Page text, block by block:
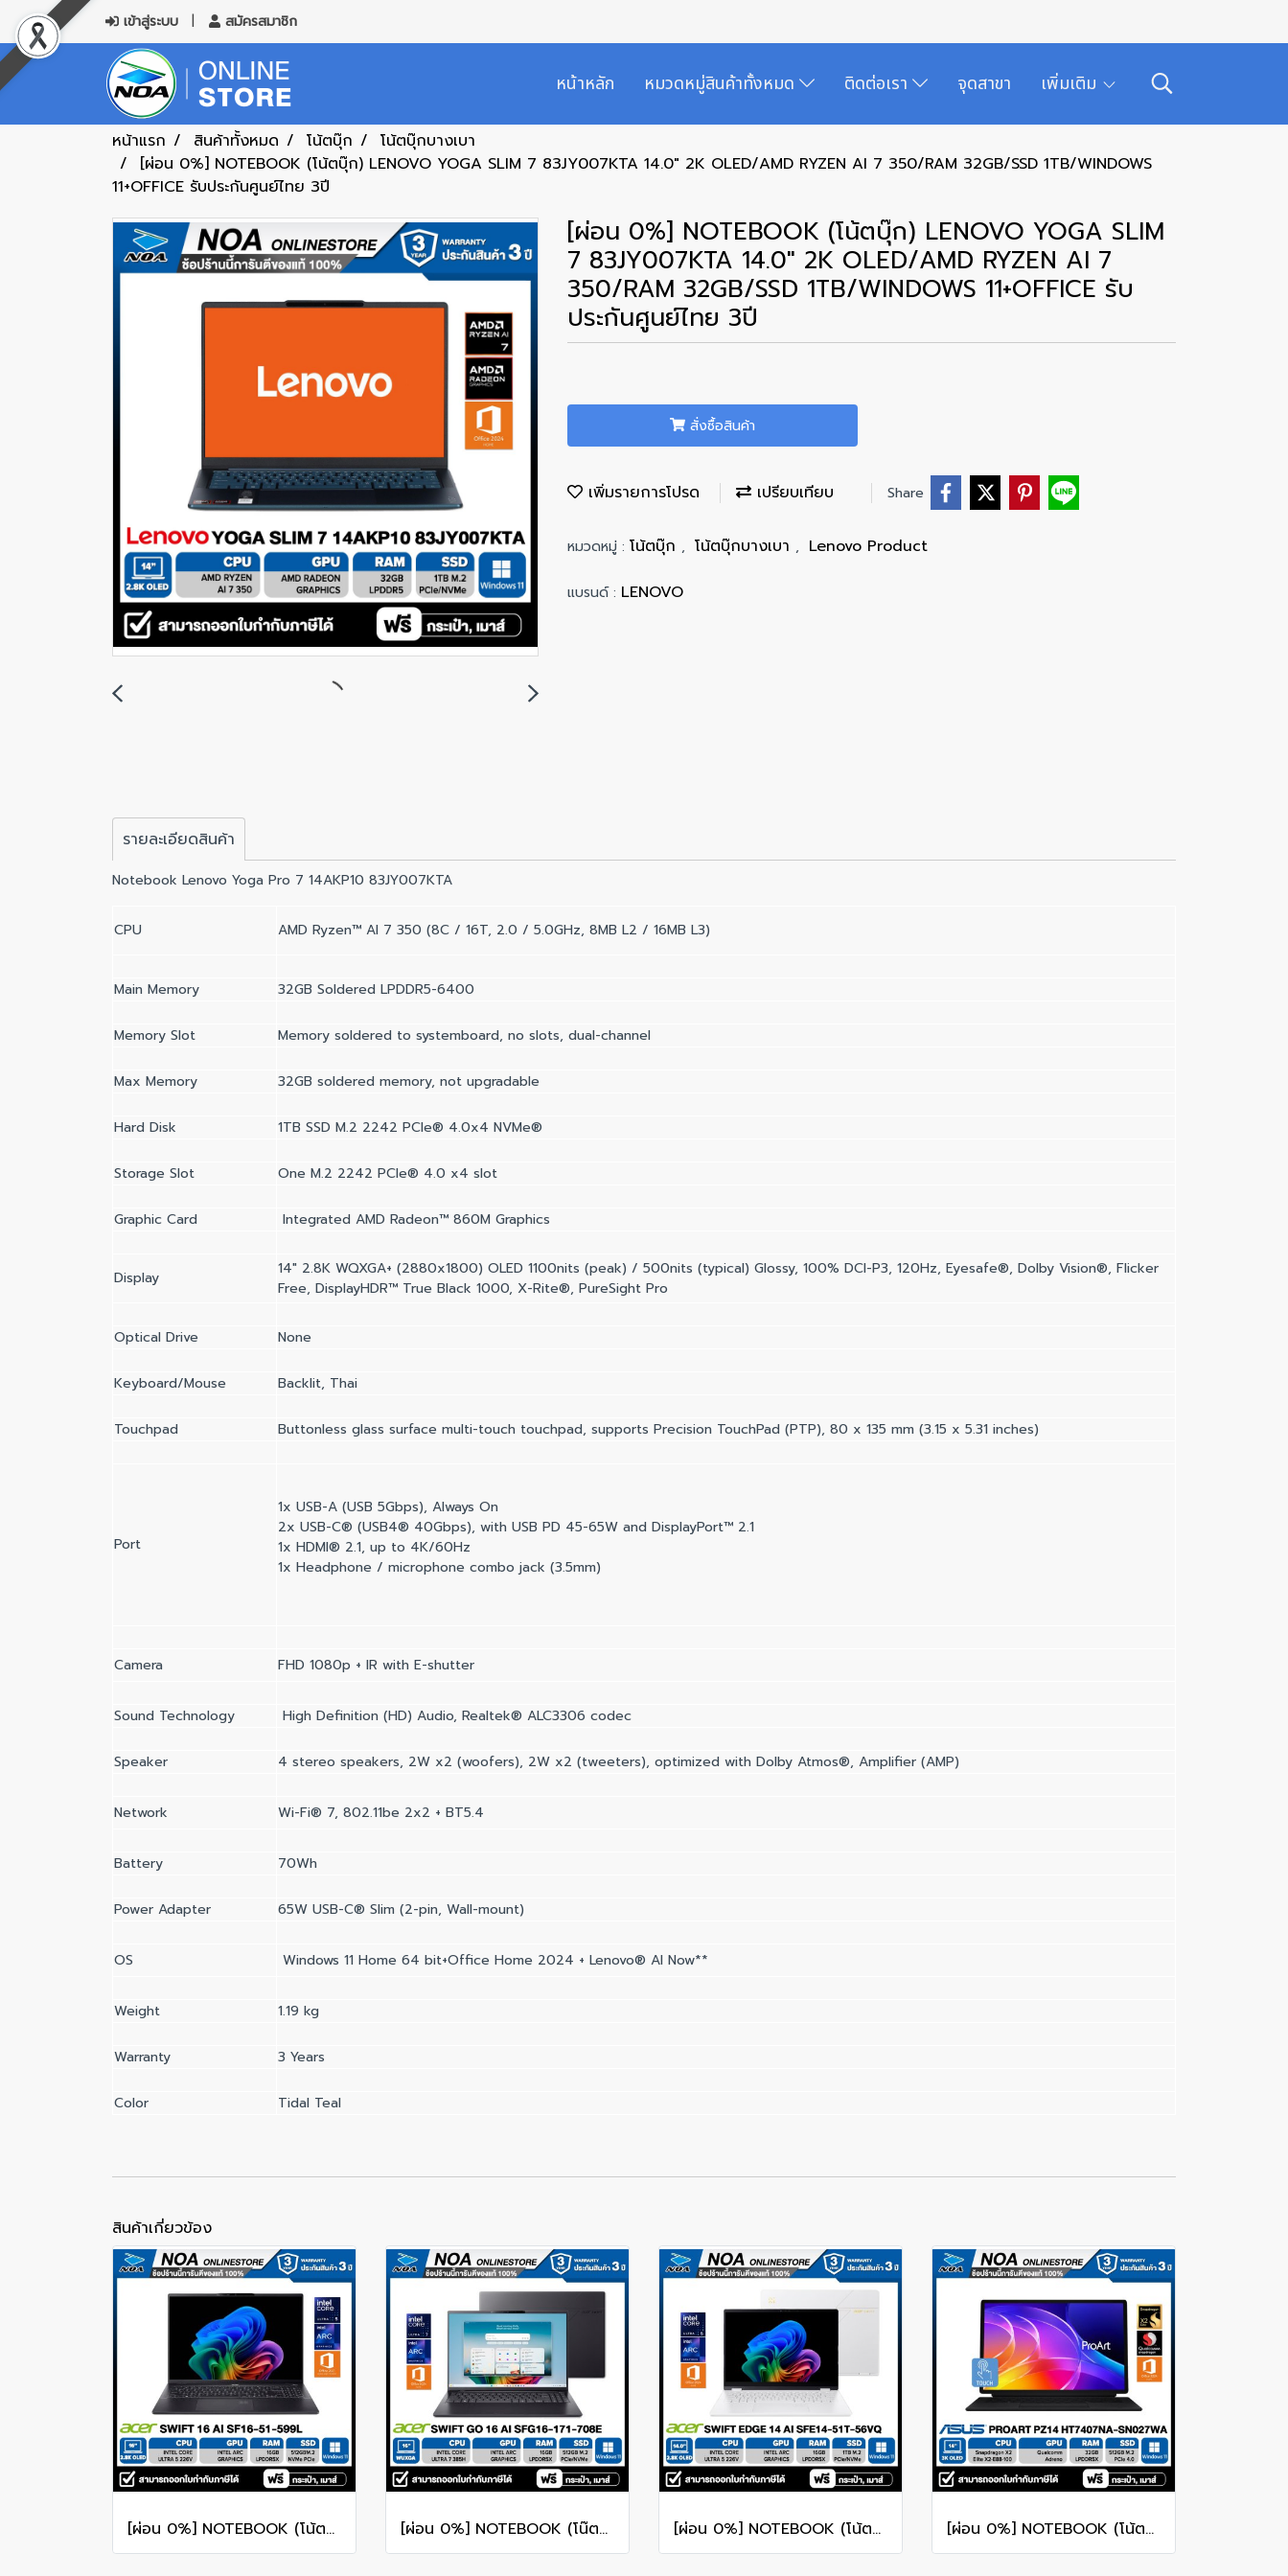
เข้าสู่ระบบ สมัครสมาชิก
หน้าหลัก หมวดหมู่สินค้าทั้งหมด ติดต่อเรา จุดสาขา เพิ่มเติม
หน้าแรก สินค้าทั้งหมด โน้ตบุ๊ก
โน้ตบุ๊กบางเบา
[ผ่อน 0%] NOTEBOOK (โน้ตบุ๊ก) LENOVO YOGA SLIM 7 83JY007KTA 14.0" 2K OLED/AMD RYZEN AI 7 350/RAM 32GB/SSD 1TB/WINDOWS
11+OFFICE รับประกันศูนย์ไทย 3ปี
[ผ่อน 0%] NOTEBOOK (โน้ตบุ๊ก) LENOVO YOGA SLIM
7 83JY007KTA 14.0" 2K OLED/AMD RYZEN AI 7
350/RAM 32GB/SSD 1TB/WINDOWS 11+OFFICE รับ
ประกันศูนย์ไทย 3ปี
สั่งซื้อสินค้า
เพิ่มรายการโปรด เปรียบเทียบ Share
หมวดหมู่ : โน้ตบุ๊ก , โน้ตบุ๊กบางเบา , Lenovo Product
แบรนด์ : LENOVO
รายละเอียดสินค้า
Notebook Lenovo Yoga Pro 7 14AKP10 83JY007KTA
CPU AMD Ryzen™ AI 7 350 (8C / 16T, 2.0 / 5.0GHz, 8MB L2 / 16MB L3)
Main Memory 32GB Soldered LPDDR5-6400
Memory Slot Memory soldered to systemboard, no slots, dual-channel
Max Memory 32GB soldered memory, not upgradable
Hard Disk 1TB SSD M.2 2242 PCIe® 4.0x4 NVMe®
Storage Slot One M.2 2242 PCIe® 4.0 x4 slot
Graphic Card Integrated AMD Radeon™ 860M Graphics
Display
14" 2.8K WQXGA+ (2880x1800) OLED 1100nits (peak) / 500nits (typical) Glossy, 100% DCI-P3, 120Hz, Eyesafe®, Dolby Vision®, Flicker
Free, DisplayHDR™ True Black 1000, X-Rite®, PureSight Pro
Optical Drive None
Keyboard/Mouse Backlit, Thai
Touchpad Buttonless glass surface multi-touch touchpad, supports Precision TouchPad (PTP), 80 x 135 mm (3.15 x 5.31 inches)
Port
1x USB-A (USB 5Gbps), Always On
2x USB-C® (USB4® 40Gbps), with USB PD 45-65W and DisplayPort™ 2.1
1x HDMI® 2.1, up to 4K/60Hz
1x Headphone / microphone combo jack (3.5mm)
Camera FHD 1080p + IR with E-shutter
Sound Technology High Definition (HD) Audio, Realtek® ALC3306 codec
Speaker 4 stereo speakers, 2W x2 (woofers), 2W x2 (tweeters), optimized with Dolby Atmos®, Amplifier (AMP)
Network Wi-Fi® 7, 802.11be 2x2 + BT5.4
Battery 70Wh
Power Adapter 65W USB-C® Slim (2-pin, Wall-mount)
OS Windows 11 Home 64 bit+Office Home 2024 + Lenovo® AI Now**
Weight 1.19 kg
Warranty 3 Years
Color Tidal Teal
สินค้าเกี่ยวข้อง
[ผ่อน 0%] NOTEBOOK (โน้ตบุ๊ก) ACER SWIFT 16 AI SF16-51-599L - ICE BLACK 16" 2.8K OLED/CORE ULTRA 5-226V/16GB/SSD 512GB/WINDOWS 11+MS OFFICE รับประกันศูนย์ไทย 3ปี [ผ่อน 0%] NOTEBOOK (โน๊ตบุ๊ค) ACER SWIFT GO 16 AI SFG16-I71-708E 16" WUXGA/ULTRA 7 385H/16GB/SSD 512GB/WINDOWS 11+MS OFFICE รับประกันซ่อมฟรีถึงบ้าน 3ปี [ผ่อน 0%] NOTEBOOK (โน้ตบุ๊ก) ACER SWIFT 14 SFE14-51T-56VQ 14" 2.8K OLED/CORE ULTRA 5-226V/16GB/SSD 1TB/WINDOWS 11+MS OFFICE รับประกันศูนย์ไทย 3ปี [ผ่อน 0%] NOTEBOOK (โน้ตบุ๊ค) ASUS PROART PZ14 HT7407NA-SN027WA 14" Touch Screen/Snapdragon X2 Elite/RAM 32GB/SSD 512GB/WINDOWS 11+MS OFFICE รับประกันศูนย์ไทย 3ปี